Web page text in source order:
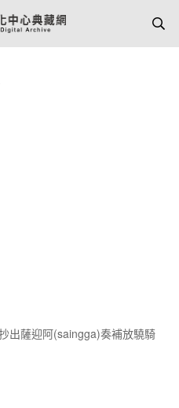
出薩迎阿(saingga)奏補放驍騎